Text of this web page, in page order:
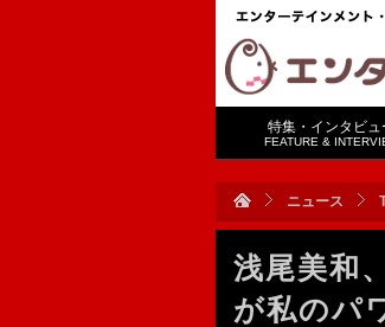
特集・インタビュ
FEATURE &
ニュース
浅尾美和
が私のパ